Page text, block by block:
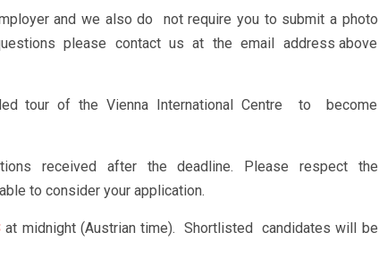
and we also do not require you to submit a photo
please contact us at the email address above
tour of the Vienna International Centre to become
received after the deadline. Please respect the
to consider your application.
at midnight (Austrian time). Shortlisted candidates will be